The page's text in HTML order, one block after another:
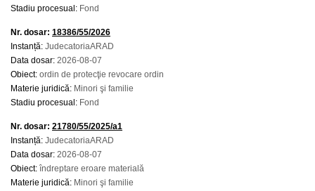
Stadiu procesual: Fond
Nr. dosar: 18386/55/2026
Instanță: JudecatoriaARAD
Data dosar: 2026-08-07
Obiect: ordin de protecţie revocare ordin
Materie juridică: Minori şi familie
Stadiu procesual: Fond
Nr. dosar: 21780/55/2025/a1
Instanță: JudecatoriaARAD
Data dosar: 2026-08-07
Obiect: îndreptare eroare materială
Materie juridică: Minori şi familie